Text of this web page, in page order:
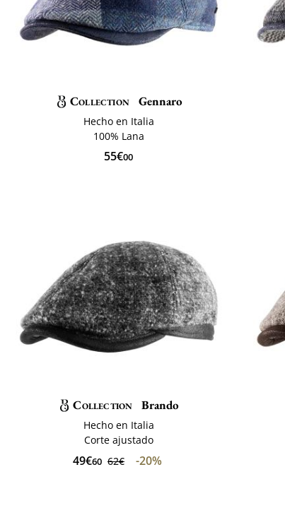
Collection Gennaro
Hecho en Italia
100% Lana
55€00
Collection Brando
Hecho en Italia
Corte ajustado
49€60 62€ -20%